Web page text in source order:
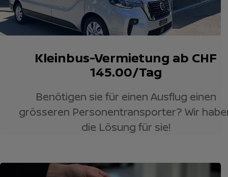
Kleinbus-Vermietung ab CHF
145.00/Tag
Benötigen sie für einen Ausflug einen
grösseren Personentransporter? Wir
die Lösung für sie!